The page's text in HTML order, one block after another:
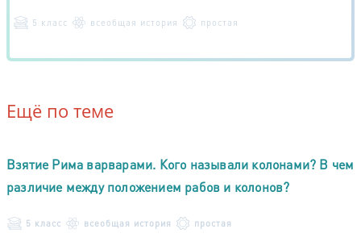
5 класс всеобщая история простая
Ещё по теме
Взятие Рима варварами. Кого называли колонами? В чем
различие между положением рабов и колонов?
5 класс всеобщая история простая